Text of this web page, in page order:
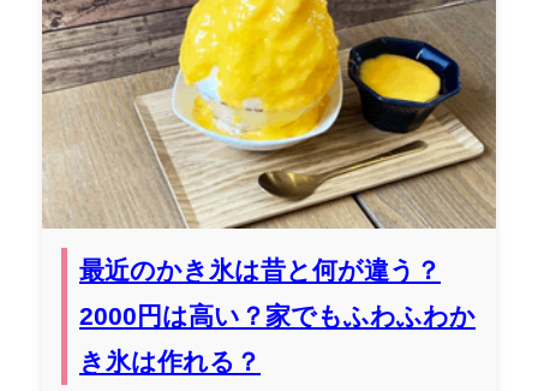
最近のかき氷は昔と何が違う？
2000円は高い？家でもふわふわか
き氷は作れる？